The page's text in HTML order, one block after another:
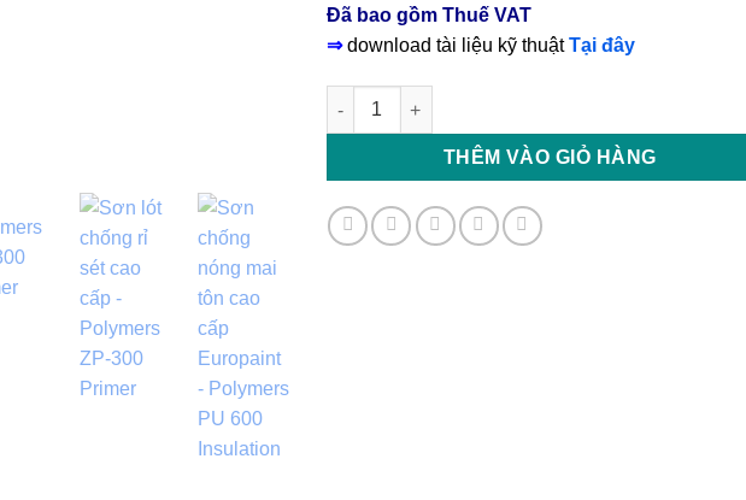
Đã bao gồm Thuế VAT
⇒ download tài liệu kỹ thuậtTại đây
Polymers ZP-300 Primer Sơn lót epoxy chống rỉ
THÊM VÀO GIỎ HÀNG